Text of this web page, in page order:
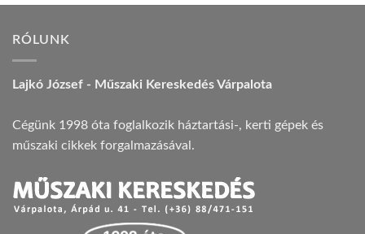
RÓLUNK
Lajkó József - Műszaki Kereskedés Várpalota
Cégünk 1998 óta foglalkozik háztartási-, kerti gépek és
műszaki cikkek forgalmazásával.